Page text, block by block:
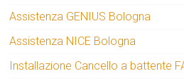
Assistenza GENIUS Bologna
Assistenza NICE Bologna
Installazione Cancello a battente